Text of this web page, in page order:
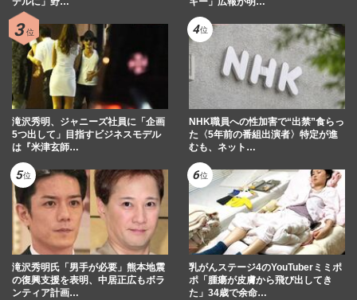
滝沢秀明、ジャニーズ社員に「企画
5つ出して」目指すビジネスモデル
は『米津玄師…
NHK職員への性加害で“出禁”食らっ
た〈5年前の番組出演者〉特定が進
むも、ネット…
滝沢秀明氏「男手が必要」熊本地震
の復興支援を表明、中居正広もボラ
ンティア計画…
乳がんステージ4のYouTuberミミポ
ポ「腫瘍が皮膚から飛び出してき
た」34歳で余命…